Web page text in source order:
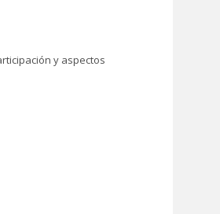
y aspectos